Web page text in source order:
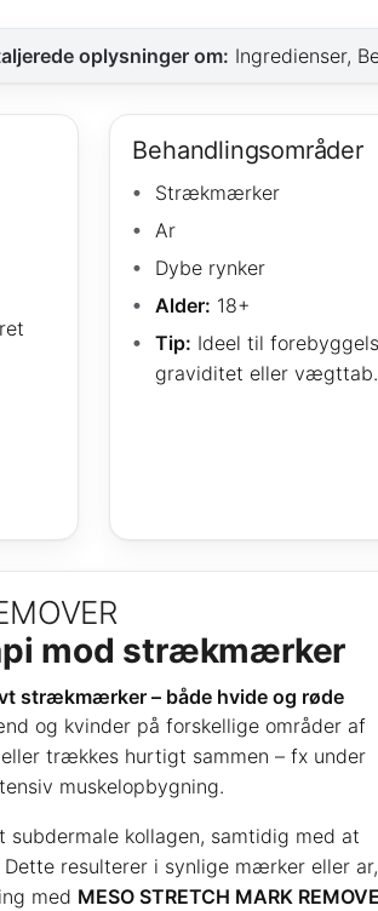
oplysninger om: Ingredienser,
Behandlingsområder
Strækmærker
Ar
Dybe rynker
Alder: 18+
Tip: Ideel til
graviditet eller vægttab.
mod strækmærker
strækmærker – både hvide og røde
og kvinder på forskellige områder af
trækkes hurtigt sammen – fx under
muskelopbygning.
kollagen, samtidig med at
resulterer i synlige mærker eller ar,
med MESO STRETCH MARK